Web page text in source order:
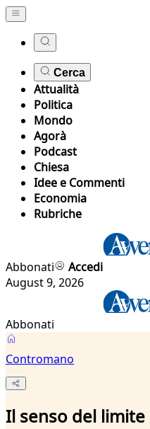
Cerca
Attualità
Politica
Mondo
Agorà
Podcast
Chiesa
Idee e Commenti
Economia
Rubriche
Abbonati
Accedi
August 9, 2026
Abbonati
Contromano
Il senso del limite